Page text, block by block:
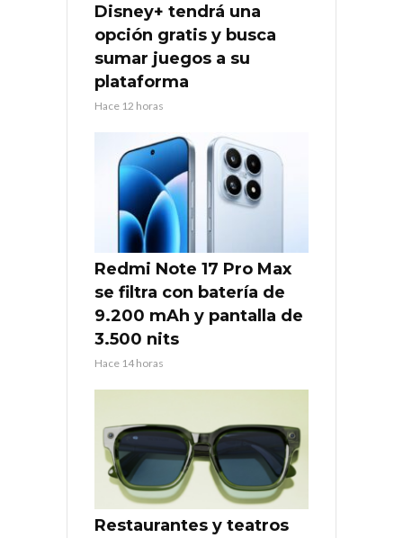
Disney+ tendrá una
opción gratis y busca
sumar juegos a su
plataforma
Hace 12 horas
Redmi Note 17 Pro Max
se filtra con batería de
9.200 mAh y pantalla de
3.500 nits
Hace 14 horas
Restaurantes y teatros